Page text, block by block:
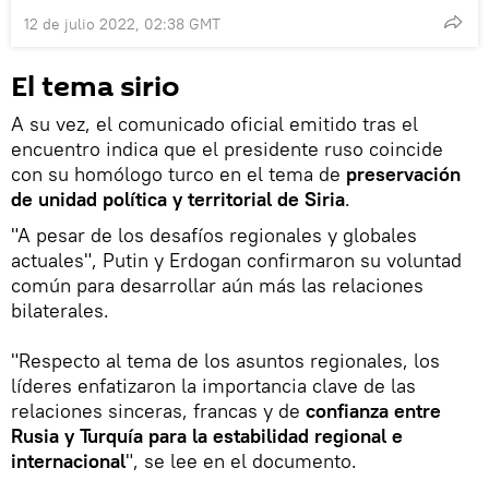
12 de julio 2022, 02:38 GMT
El tema sirio
A su vez, el comunicado oficial emitido tras el
encuentro indica que el presidente ruso coincide
con su homólogo turco en el tema de preservación
de unidad política y territorial de Siria.
"A pesar de los desafíos regionales y globales
actuales", Putin y Erdogan confirmaron su voluntad
común para desarrollar aún más las relaciones
bilaterales.
"Respecto al tema de los asuntos regionales, los
líderes enfatizaron la importancia clave de las
relaciones sinceras, francas y de confianza entre
Rusia y Turquía para la estabilidad regional e
internacional", se lee en el documento.